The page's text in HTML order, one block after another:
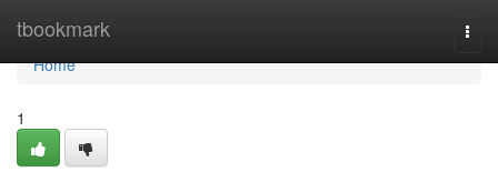
tbookmark
Home
Home
1